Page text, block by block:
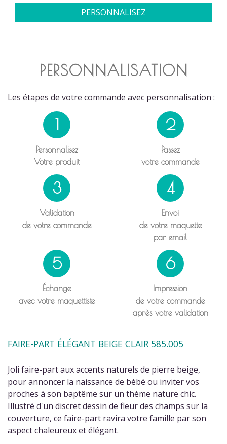
PERSONNALISEZ
PERSONNALISATION
Les étapes de votre commande avec personnalisation :
1
Personnalisez
Votre produit
2
Passez
votre commande
3
Validation
de votre commande
4
Envoi
de votre maquette
par email
5
Échange
avec votre maquettiste
6
Impression
de votre commande
après votre validation
FAIRE-PART ÉLÉGANT BEIGE CLAIR 585.005
Joli faire-part aux accents naturels de pierre beige,
pour annoncer la naissance de bébé ou inviter vos
proches à son baptême sur un thème nature chic.
Illustré d'un discret dessin de fleur des champs sur la
couverture, ce faire-part ravira votre famille par son
aspect chaleureux et élégant.